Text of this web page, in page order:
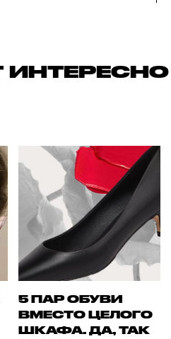
ИНТЕРЕСНО
5 ПАР ОБУВИ
ВМЕСТО ЦЕЛОГО
ШКАФА. ДА, ТАК